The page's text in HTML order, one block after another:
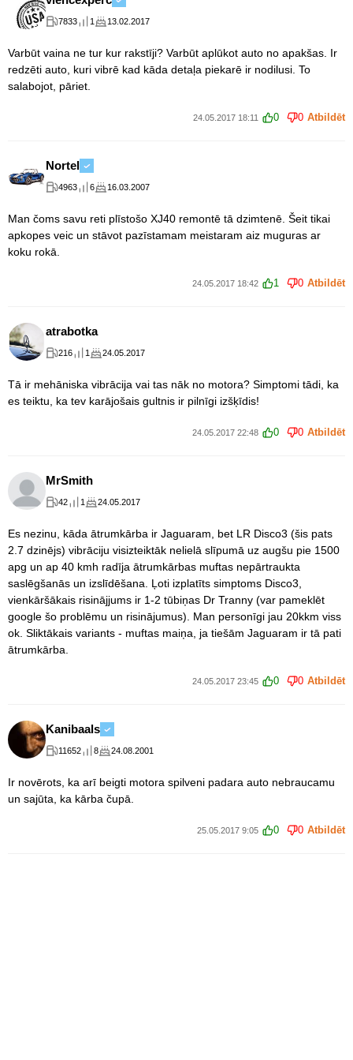
7833 1 13.02.2017
Varbūt vaina ne tur kur rakstīji? Varbūt aplūkot auto no apakšas. Ir
redzēti auto, kuri vibrē kad kāda detaļa piekarē ir nodilusi. To
salabojot, pāriet.
24.05.2017 18:11 0 0 Atbildēt
Nortel
4963 6 16.03.2007
Man čoms savu reti plīstošo XJ40 remontē tā dzimtenē. Šeit tikai
apkopes veic un stāvot pazīstamam meistaram aiz muguras ar
koku rokā.
24.05.2017 18:42 1 0 Atbildēt
atrabotka
216 1 24.05.2017
Tā ir mehāniska vibrācija vai tas nāk no motora? Simptomi tādi, ka
es teiktu, ka tev karājošais gultnis ir pilnīgi izšķīdis!
24.05.2017 22:48 0 0 Atbildēt
MrSmith
42 1 24.05.2017
Es nezinu, kāda ātrumkārba ir Jaguaram, bet LR Disco3 (šis pats
2.7 dzinējs) vibrāciju visizteiktāk nelielā slīpumā uz augšu pie 1500
apg un ap 40 kmh radīja ātrumkārbas muftas nepārtraukta
saslēgšanās un izslīdēšana. Ļoti izplatīts simptoms Disco3,
vienkāršākais risinājjums ir 1-2 tūbiņas Dr Tranny (var pameklēt
google šo problēmu un risinājumus). Man personīgi jau 20kkm viss
ok. Sliktākais variants - muftas maiņa, ja tiešām Jaguaram ir tā pati
ātrumkārba.
24.05.2017 23:45 0 0 Atbildēt
Kanibaals
11652 8 24.08.2001
Ir novērots, ka arī beigti motora spilveni padara auto nebraucamu
un sajūta, ka kārba čupā.
25.05.2017 9:05 0 0 Atbildēt